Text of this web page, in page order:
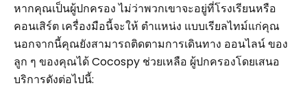
หากคุณเป็นผู้ปกครอง ไม่ว่าพวกเขาจะอยู่ที่โรงเรียนหรือ
คอนเสิร์ต เครื่องมือนี้จะให้ ตำแหน่ง แบบเรียลไทม์แก่คุณ
นอกจากนี้คุณยังสามารถติดตามการเดินทาง ออนไลน์ ของ
ลูก ๆ ของคุณได้ Cocospy ช่วยเหลือ ผู้ปกครองโดยเสนอ
บริการดังต่อไปนี้: